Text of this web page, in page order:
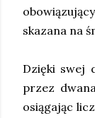
skazana na
Dzięki swej
przez
osiągając